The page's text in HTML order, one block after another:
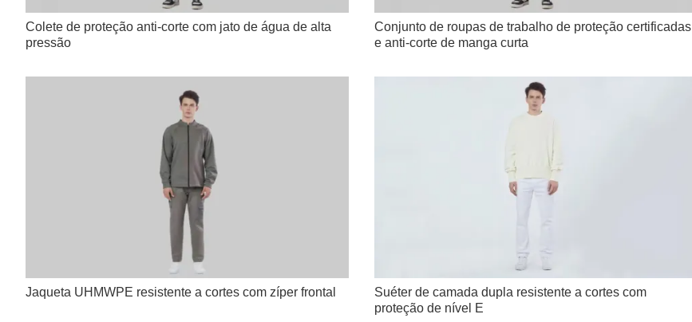
Colete de proteção anti-corte com jato de água de alta
pressão
Conjunto de roupas de trabalho de proteção certificadas
e anti-corte de manga curta
Jaqueta UHMWPE resistente a cortes com zíper frontal
Suéter de camada dupla resistente a cortes com
proteção de nível E